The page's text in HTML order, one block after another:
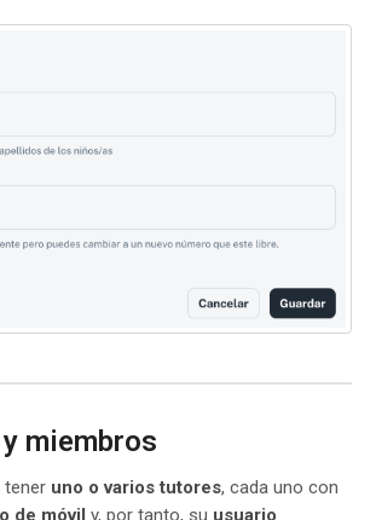
miembros
tener uno o varios tutores, cada uno con